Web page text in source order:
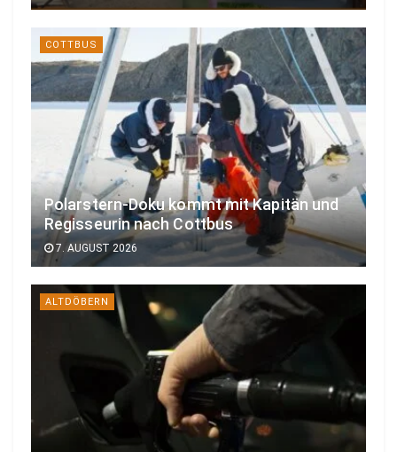
COTTBUS
Polarstern-Doku kommt mit Kapitän und
Regisseurin nach Cottbus
7. AUGUST 2026
ALTDÖBERN